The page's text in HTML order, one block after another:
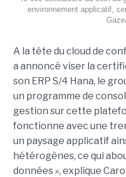
environnement applicatif,
A la tête du cloud de
a annoncé viser la
son ERP S/4 Hana, le
un programme de
gestion sur cette
fonctionne avec une
un paysage applicatif
hétérogènes, ce qui
données », explique